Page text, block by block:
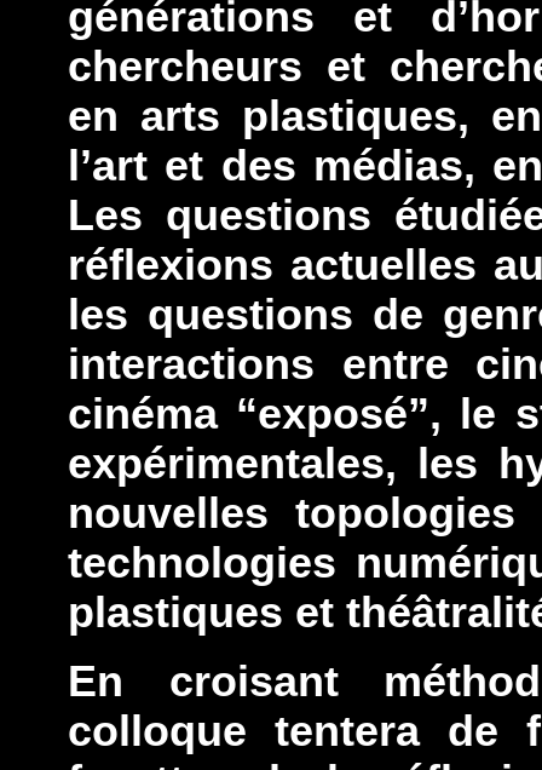
générations et
chercheurs et
en arts plastiques,
l’art et des médias,
Les questions
réflexions actuelles
les questions de
interactions entre
cinéma “exposé”, le
expérimentales, les
nouvelles
technologies
plastiques et
En croisant
colloque tentera de